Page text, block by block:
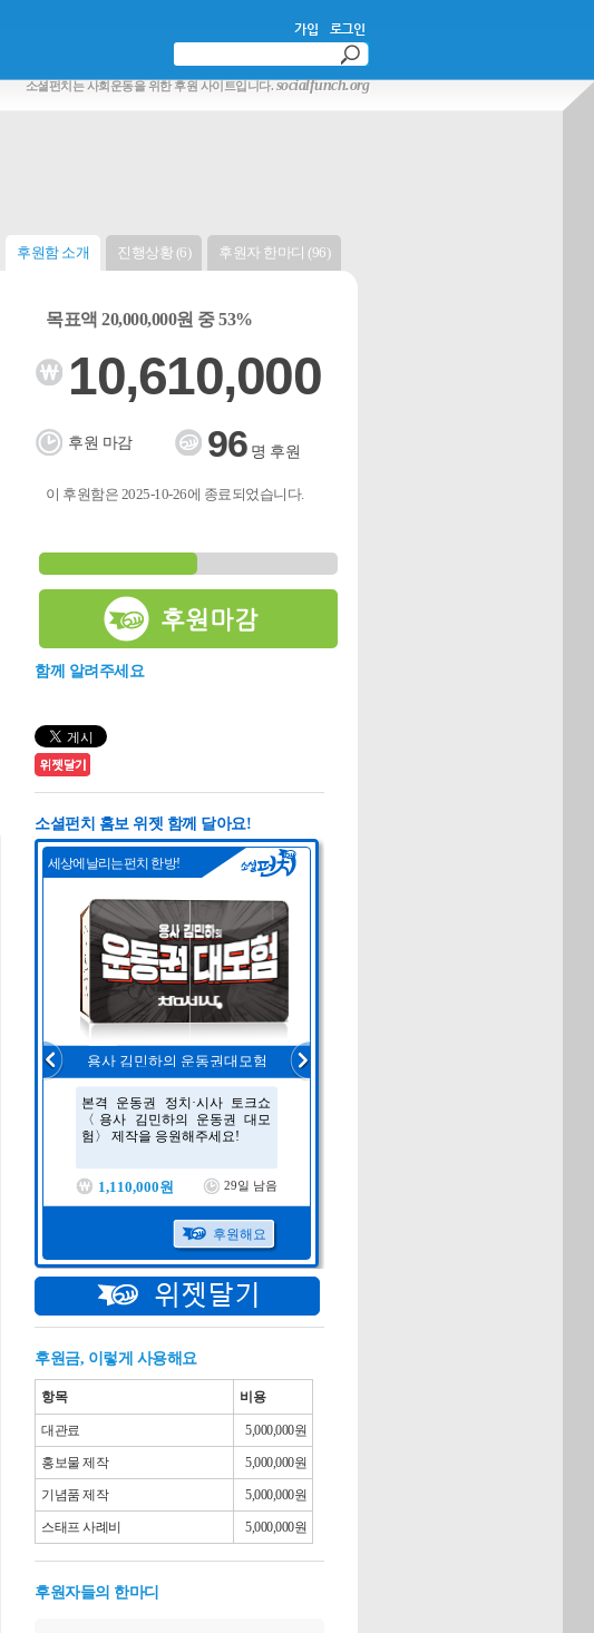
가입 로그인
소셜펀치는 사회운동을 위한 후원 사이트입니다. socialfunch.org
후원함 소개 진행상황 (6) 후원자 한마디 (96)
목표액 20,000,000원 중 53%
10,610,000
후원 마감 96명 후원
이 후원함은 2025-10-26에 종료되었습니다.
함께 알려주세요
소셜펀치 홈보 위젯 함께 달아요!
후원금, 이렇게 사용해요
항목 비용
대관료 5,000,000원
홍보물 제작 5,000,000원
기념품 제작 5,000,000원
스태프 사례비 5,000,000원
후원자들의 한마디